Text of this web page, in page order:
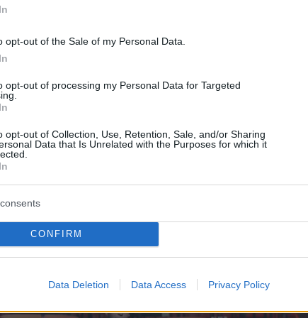
opt-out of the Sale of my Personal Data.
opt-out of processing my Personal Data for Targeted
opt-out of Collection, Use, Retention, Sale, and/or Sharing
Data that Is Unrelated with the Purposes for which it
CONFIRM
Data Deletion Data Access Privacy Policy
Αικατερίνης, Αλέξανδρο Άντριους (Aldrews)
με έπαινο για τις φωνητικές του επιδόσεις
το LIFELINE4YOUTH και το project «Παιδιά
ο οποίος αφιέρωσε δύο τραγούδια στην
του γιαγιά.